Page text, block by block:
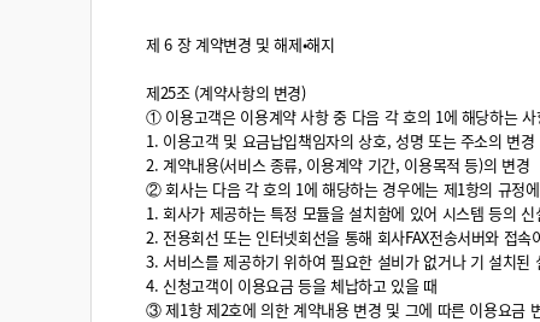
제 6 장 계약변경 및 해제•해지
제25조 (계약사항의 변경)
① 이용고객은 이용계약 사항 중 다음 각 호의 1에 해당하는
1. 이용고객 및 요금납입책임자의 상호, 성명 또는 주소의 변경
2. 계약내용(서비스 종류, 이용계약 기간, 이용목적 등)의 변경
② 회사는 다음 각 호의 1에 해당하는 경우에는 제1항의 규정
1. 회사가 제공하는 특정 모듈을 설치함에 있어 시스템 등의
2. 전용회선 또는 인터넷회선을 통해 회사FAX전송서버와 접
3. 서비스를 제공하기 위하여 필요한 설비가 없거나 기 설치된
4. 신청고객이 이용요금 등을 체납하고 있을 때
③ 제1항 제2호에 의한 계약내용 변경 및 그에 따른 이용요금